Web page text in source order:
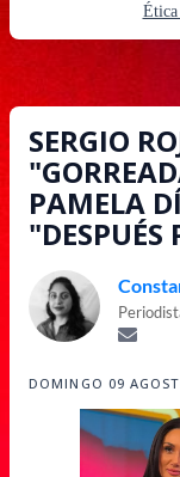
SERGIO
PAMELA
"DESPUÉS
DOMINGO 09